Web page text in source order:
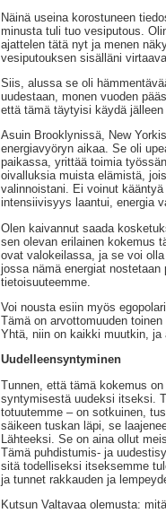
Näinä useina korostuneen
minusta tuli tuo vesiputous.
ajattelen tätä nyt ja menen
vesiputouksen sisälläni
Siis, alussa se oli
uudestaan, monen vuoden
että tämä täytyisi käydä
Asuin Brooklynissä, New
energiavyöryn aikaa. Se oli
paikassa, yrittää toimia
oivalluksia muista elämistä,
valinnoistani. Ei voinut
intensiivisyys laantui, energia
Olen kaivannut saada
sen olevan erilainen kokemus
ovat valokeilassa, ja se voi
jossa nämä energiat
tietoisuuteemme.
Voi nousta esiin myös
Tämä on arvottomuuden
Yhtä, niin on kaikki muutkin, ja
Uudelleensyntyminen
Tunnen, että tämä kokemus
syntymisestä uudeksi itseksi.
totuutemme – on sotkuinen,
säikeen tuskan läpi, se
Lähteeksi. Se on aina ollut
Tämä puhdistumis- ja
sitä todelliseksi itseksemme
ja tunnet rakkauden ja
Kutsun Valtavaa olemusta: